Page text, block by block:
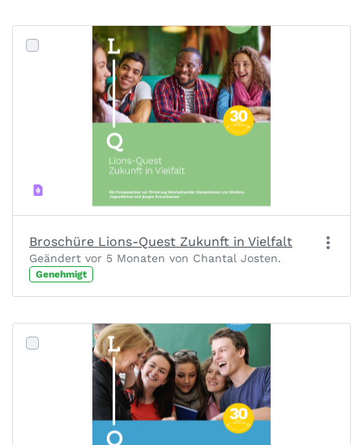
Broschüre Lions-Quest Zukunft in Vielfalt
Geändert vor 5 Monaten von Chantal Josten.
Genehmigt